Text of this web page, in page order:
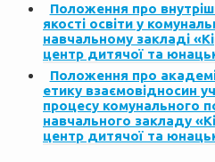
Положення про
якості освіти у
навчальному закладі
центр дитячої та
Положення про
етику взаємовідносин
процесу комунального
навчального закладу
центр дитячої та